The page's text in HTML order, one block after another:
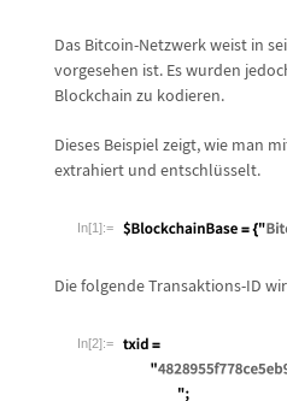
Das Bitcoin-Netzwerk weist in
vorgesehen ist. Es wurden
Blockchain zu kodieren.
Dieses Beispiel zeigt, wie man
extrahiert und entschlüsselt.
In[1]:=
Die folgende Transaktions-ID
In[2]:=